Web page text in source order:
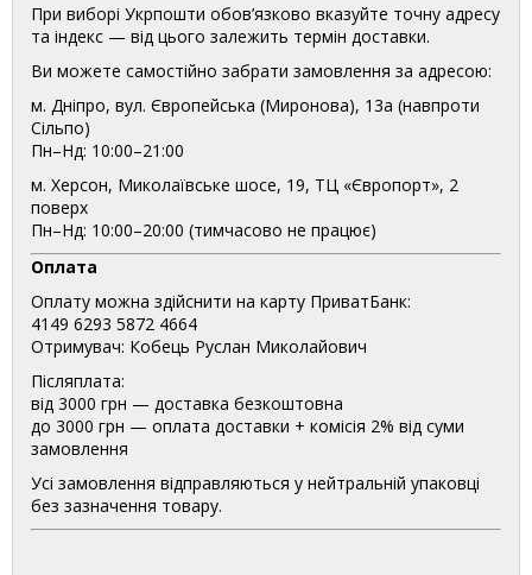
При виборі Укрпошти обов’язково вказуйте точну адресу
та індекс — від цього залежить термін доставки.
Ви можете самостійно забрати замовлення за адресою:
м. Дніпро, вул. Європейська (Миронова), 13а (навпроти
Сільпо)
Пн–Нд: 10:00–21:00
м. Херсон, Миколаївське шосе, 19, ТЦ «Європорт», 2
поверх
Пн–Нд: 10:00–20:00 (тимчасово не працює)
Оплата
Оплату можна здійснити на карту ПриватБанк:
4149 6293 5872 4664
Отримувач: Кобець Руслан Миколайович
Післяплата:
від 3000 грн — доставка безкоштовна
до 3000 грн — оплата доставки + комісія 2% від суми
замовлення
Усі замовлення відправляються у нейтральній упаковці
без зазначення товару.